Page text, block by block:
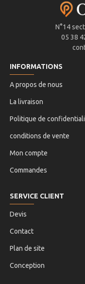
N°14
05 38
INFORMATIONS
A propos de nous
La livraison
Politique de
conditions de vente
Mon compte
Commandes
SERVICE CLIENT
Devis
Contact
Plan de site
Conception